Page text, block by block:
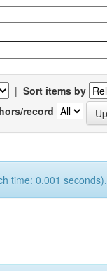
| Sort items by
record
time: 0.001 seconds).